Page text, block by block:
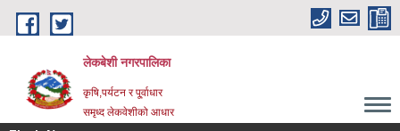
Skip to main content
लेकबेशी नगरपालिका
कृषि,पर्यटन र पू्र्वाधार
समृध्द लेकवेशीको आधार